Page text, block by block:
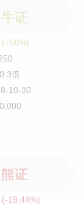
牛证
(+50%)
倍
10-30
熊证
(-19.44%)